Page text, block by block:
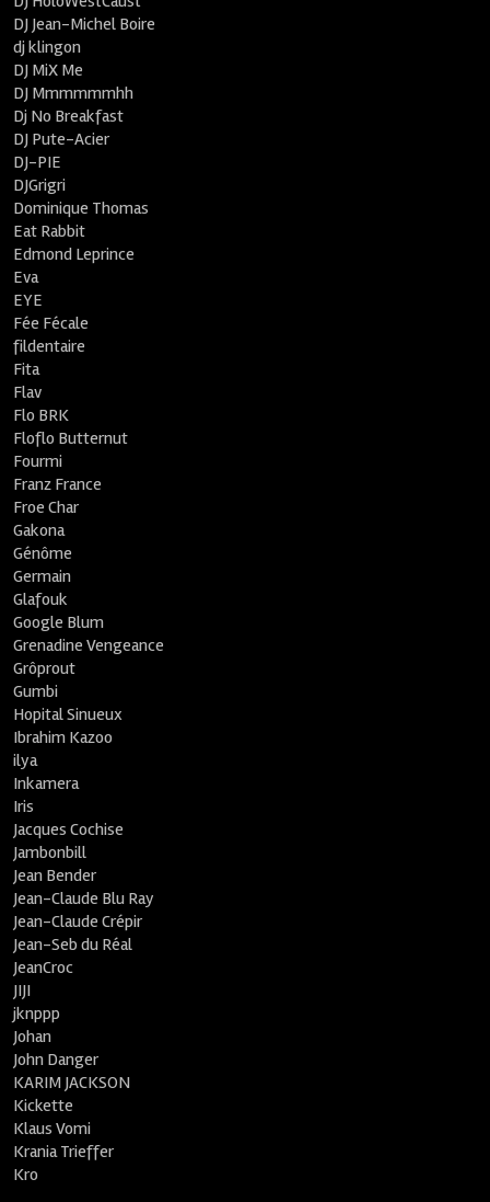
DJ Jean-Michel Boire
dj klingon
DJ MiX Me
DJ Mmmmmmhh
Dj No Breakfast
DJ Pute-Acier
DJ-PIE
DJGrigri
Dominique Thomas
Eat Rabbit
Edmond Leprince
Eva
EYE
Fée Fécale
fildentaire
Fita
Flav
Flo BRK
Floflo Butternut
Fourmi
Franz France
Froe Char
Gakona
Génôme
Germain
Glafouk
Google Blum
Grenadine Vengeance
Grôprout
Gumbi
Hopital Sinueux
Ibrahim Kazoo
ilya
Inkamera
Iris
Jacques Cochise
Jambonbill
Jean Bender
Jean-Claude Blu Ray
Jean-Claude Crépir
Jean-Seb du Réal
JeanCroc
JIJI
jknppp
Johan
John Danger
KARIM JACKSON
Kickette
Klaus Vomi
Krania Trieffer
Kro